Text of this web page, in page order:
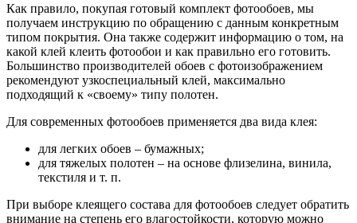
Как правило, покупая готовый комплект фотообоев, мы
получаем инструкцию по обращению с данным конкретным
типом покрытия. Она также содержит информацию о том, на
какой клей клеить фотообои и как правильно его готовить.
Большинство производителей обоев с фотоизображением
рекомендуют узкоспециальный клей, максимально
подходящий к «своему» типу полотен.
Для современных фотообоев применяется два вида клея:
для легких обоев – бумажных;
для тяжелых полотен – на основе флизелина, винила,
текстиля и т. п.
При выборе клеящего состава для фотообоев следует обратить
внимание на степень его влагостойкости, которую можно